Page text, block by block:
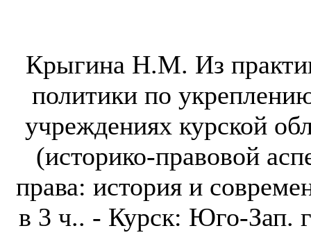
Крыгина Н.М. Из
политики по
учреждениях курской
(историко-правовой
права: история и
в 3 ч.. - Курск: Юго-Зап.